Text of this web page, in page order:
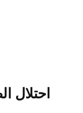
احتلال